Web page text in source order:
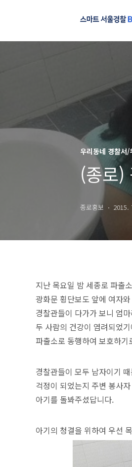
우리동네 경찰서/
(종로)
종로홍보 2015.
지난 목요일 밤 세종로 파출
광화문 횡단보도 앞에 여자
경찰관들이 다가가 보니 엄
두 사람의 건강이 염려되었기
파출소로 동행하여 보호하기
경찰관들이 모두 남자이기
걱정이 되었는지 주변 봉사
아기를 돌봐주셨답니다.
아기의 청결을 위하여 우선